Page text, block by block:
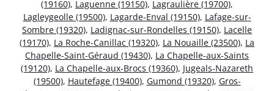
(19160), Laguenne (19150), Lagraulière (19700),
Lagleygeolle (19500), Lagarde-Enval (19150), Lafage-sur-
Sombre (19320), Ladignac-sur-Rondelles (19150), Lacelle
(19170), La Roche-Canillac (19320), La Nouaille (23500), La
Chapelle-Saint-Géraud (19430), La Chapelle-aux-Saints
(19120), La Chapelle-aux-Brocs (19360), Jugeals-Nazareth
(19500), Hautefage (19400), Gumond (19320), Gros-